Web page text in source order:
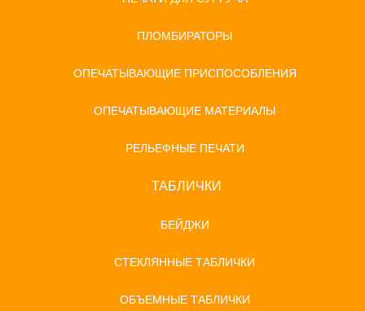
ПЛОМБИРАТОРЫ
ОПЕЧАТЫВАЮЩИЕ ПРИСПОСОБЛЕНИЯ
ОПЕЧАТЫВАЮЩИЕ МАТЕРИАЛЫ
РЕЛЬЕФНЫЕ ПЕЧАТИ
ТАБЛИЧКИ
БЕЙДЖИ
СТЕКЛЯННЫЕ ТАБЛИЧКИ
ОБЪЕМНЫЕ ТАБЛИЧКИ